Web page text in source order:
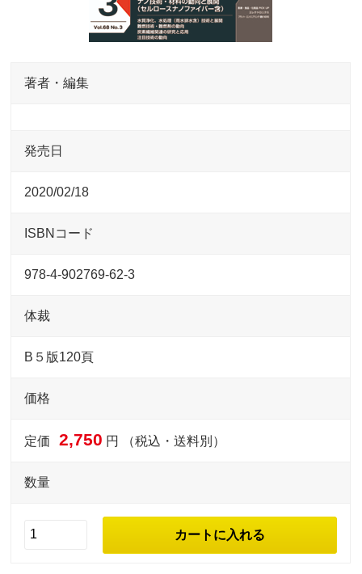
著者・編集
発売日
2020/02/18
ISBNコード
978-4-902769-62-3
体裁
B５版120頁
価格
定価 2,750 円 （税込・送料別）
数量